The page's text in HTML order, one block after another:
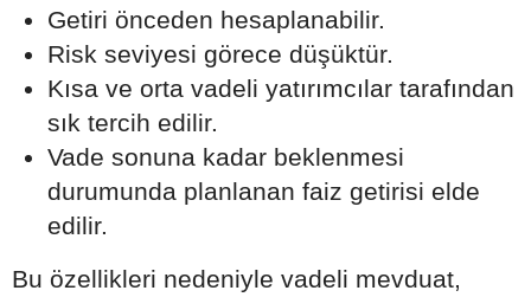
Getiri önceden hesaplanabilir.
Risk seviyesi görece düşüktür.
Kısa ve orta vadeli yatırımcılar tarafından
sık tercih edilir.
Vade sonuna kadar beklenmesi
durumunda planlanan faiz getirisi elde
edilir.
Bu özellikleri nedeniyle vadeli mevduat,